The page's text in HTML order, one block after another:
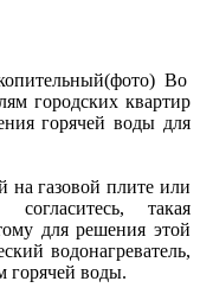
Во
городских квартир
горячей воды для
на газовой плите или
такая
для решения этой
водонагреватель,
горячей воды.